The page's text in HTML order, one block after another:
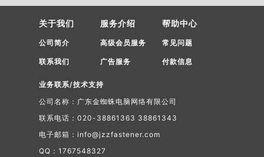
关于我们
公司简介
联系我们
服务介绍
高级会员服务
广告服务
帮助中心
常见问题
付款信息
业务联系/技术支持
公司名称：广东金蜘蛛电脑网络有限公司
联系电话：020-38861363 38861343
电子邮箱：info@jzzfastener.com
QQ：1767548327